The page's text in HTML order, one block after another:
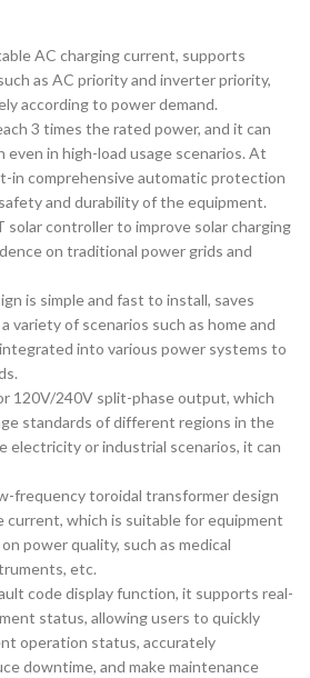
AC charging current, supports
as AC priority and inverter priority,
according to power demand.
3 times the rated power, and it can
in high-load usage scenarios. At
in comprehensive automatic protection
and durability of the equipment.
solar controller to improve solar charging
on traditional power grids and
is simple and fast to install, saves
variety of scenarios such as home and
into various power systems to
120V/240V split-phase output, which
standards of different regions in the
electricity or industrial scenarios, it can
frequency toroidal transformer design
which is suitable for equipment
power quality, such as medical
etc.
code display function, it supports real-
status, allowing users to quickly
operation status, accurately
downtime, and make maintenance